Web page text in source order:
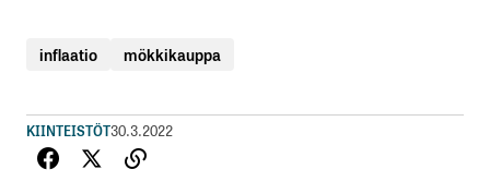
inflaatio mökkikauppa
KIINTEISTÖT30.3.2022